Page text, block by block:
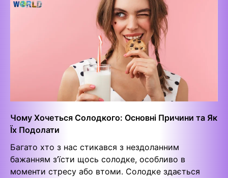
Чому Хочеться Солодкого: Основні Причини та Як
Їх Подолати
Багато хто з нас стикався з нездоланним
бажанням з’їсти щось солодке, особливо в
моменти стресу або втоми. Солодке здається